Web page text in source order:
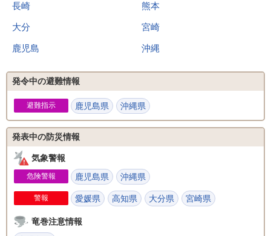
長崎 熊本
大分 宮崎
鹿児島 沖縄
発令中の避難情報
避難指示 鹿児島県 沖縄県
発表中の防災情報
気象警報
危険警報 鹿児島県 沖縄県
警報 愛媛県 高知県 大分県 宮崎県
竜巻注意情報